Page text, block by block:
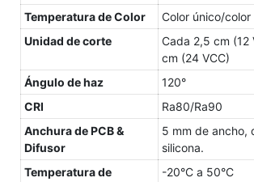
Temperatura de Color
Color único/
Unidad de corte
Cada 2,5 cm (12
cm (24 VCC)
Ángulo de haz
120°
CRI
Ra80/Ra90
Anchura de PCB &
Difusor
5 mm de ancho,
silicona.
Temperatura de
-20°C a 50°C